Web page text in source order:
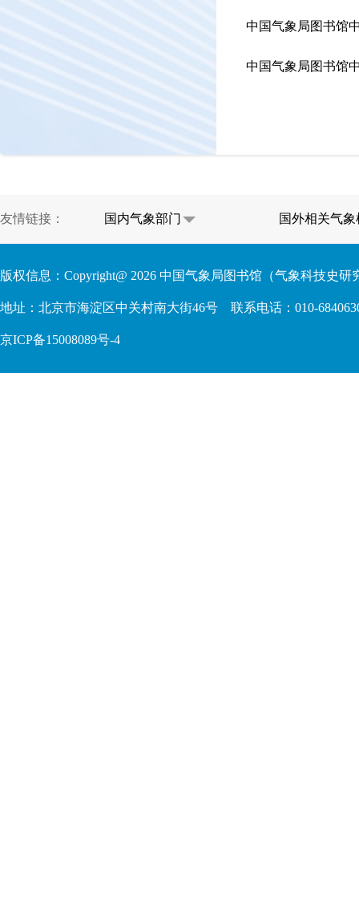
中国气象局图书馆
中国气象局图书馆
友情链接： 国内气象部门 国外相关气象
版权信息：Copyright@ 2026 中国气象局图书馆（气象科技史研
地址：北京市海淀区中关村南大街46号 联系电话：010-
京ICP备15008089号-4